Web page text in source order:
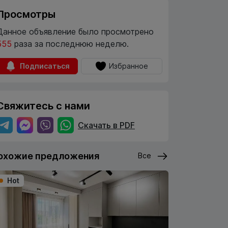
объявление было просмотрено
раза за последнюю неделю.
Подписаться Избранное
с нами
Скачать в PDF
предложения Все
Hot